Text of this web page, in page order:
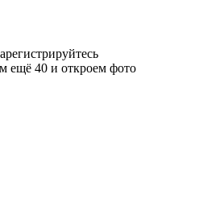
ещё 40 и откроем фото